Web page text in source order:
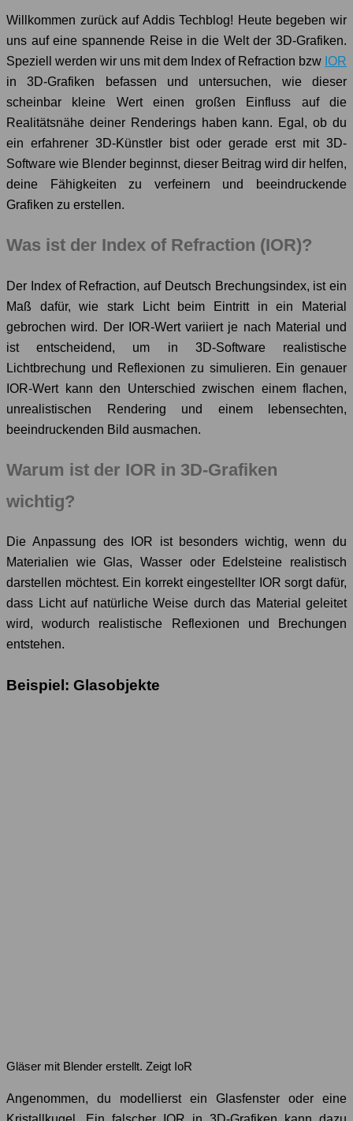
Willkommen zurück auf Addis Techblog! Heute begeben wir
uns auf eine spannende Reise in die Welt der 3D-Grafiken.
Speziell werden wir uns mit dem Index of Refraction bzw IOR
in 3D-Grafiken befassen und untersuchen, wie dieser
scheinbar kleine Wert einen großen Einfluss auf die
Realitätsnähe deiner Renderings haben kann. Egal, ob du
ein erfahrener 3D-Künstler bist oder gerade erst mit 3D-
Software wie Blender beginnst, dieser Beitrag wird dir helfen,
deine Fähigkeiten zu verfeinern und beeindruckende
Grafiken zu erstellen.
Was ist der Index of Refraction (IOR)?
Der Index of Refraction, auf Deutsch Brechungsindex, ist ein
Maß dafür, wie stark Licht beim Eintritt in ein Material
gebrochen wird. Der IOR-Wert variiert je nach Material und
ist entscheidend, um in 3D-Software realistische
Lichtbrechung und Reflexionen zu simulieren. Ein genauer
IOR-Wert kann den Unterschied zwischen einem flachen,
unrealistischen Rendering und einem lebensechten,
beeindruckenden Bild ausmachen.
Warum ist der IOR in 3D-Grafiken
wichtig?
Die Anpassung des IOR ist besonders wichtig, wenn du
Materialien wie Glas, Wasser oder Edelsteine realistisch
darstellen möchtest. Ein korrekt eingestellter IOR sorgt dafür,
dass Licht auf natürliche Weise durch das Material geleitet
wird, wodurch realistische Reflexionen und Brechungen
entstehen.
Beispiel: Glasobjekte
Gläser mit Blender erstellt. Zeigt IoR
Angenommen, du modellierst ein Glasfenster oder eine